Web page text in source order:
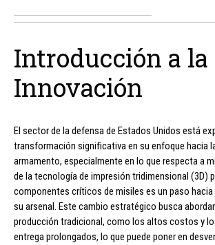
Introducción a la
Innovación
El sector de la defensa de Estados Unidos está
transformación significativa en su enfoque hacia
armamento, especialmente en lo que respecta a
de la tecnología de impresión tridimensional (3D)
componentes críticos de misiles es un paso
su arsenal. Este cambio estratégico busca
producción tradicional, como los altos costos y
entrega prolongados, lo que puede poner en